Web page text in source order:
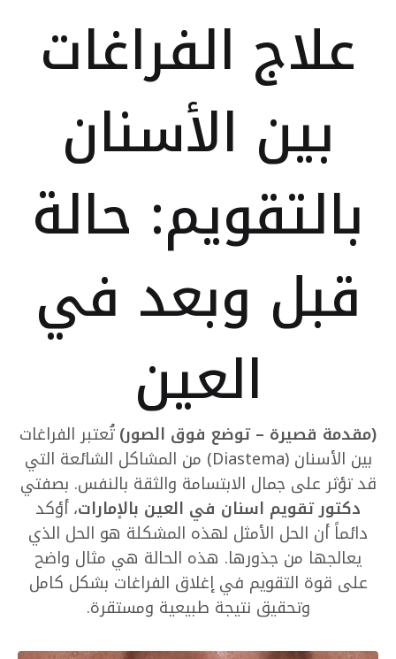
علاج الفراغات
بين الأسنان
بالتقويم: حالة
قبل وبعد في
العين
(مقدمة قصيرة – توضع فوق الصور)تُعتبر الفراغات
بين الأسنان (Diastema) من المشاكل الشائعة التي
قد تؤثر على جمال الابتسامة والثقة بالنفس. بصفتي
دكتور تقويم اسنان في العين بالإمارات، أؤكد
دائماً أن الحل الأمثل لهذه المشكلة هو الحل الذي
يعالجها من جذورها. هذه الحالة هي مثال واضح
على قوة التقويم في إغلاق الفراغات بشكل كامل
وتحقيق نتيجة طبيعية ومستقرة.